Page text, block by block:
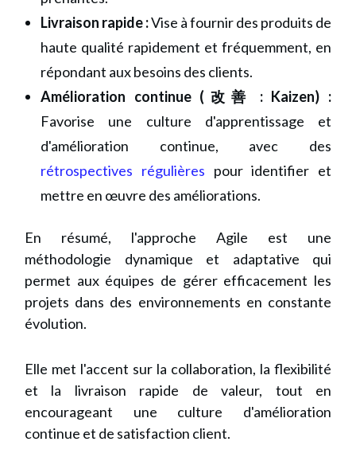
Livraison rapide :Vise à fournir des produits de
haute qualité rapidement et fréquemment, en
répondant aux besoins des clients.
Amélioration continue (改善 : Kaizen) :
Favorise une culture d'apprentissage et
d'amélioration continue, avec des
rétrospectives régulières pour identifier et
mettre en œuvre des améliorations.
En résumé, l'approche Agile est une
méthodologie dynamique et adaptative qui
permet aux équipes de gérer efficacement les
projets dans des environnements en constante
évolution.
Elle met l'accent sur la collaboration, la flexibilité
et la livraison rapide de valeur, tout en
encourageant une culture d'amélioration
continue et de satisfaction client.